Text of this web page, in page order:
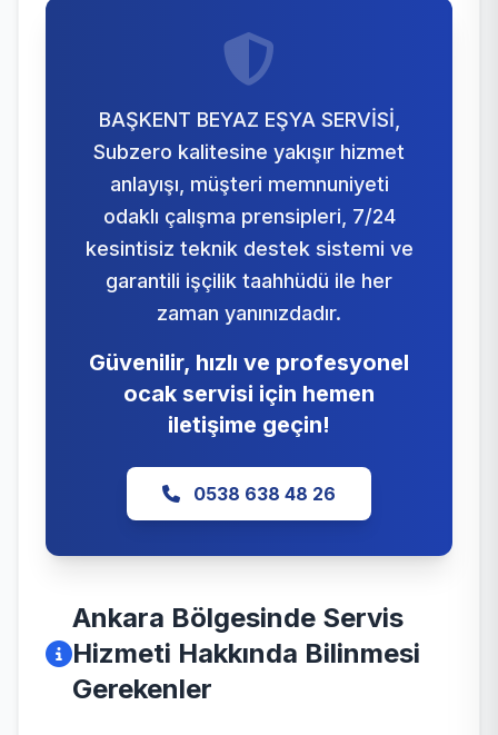
BAŞKENT BEYAZ EŞYA SERVİSİ,
Subzero kalitesine yakışır hizmet
anlayışı, müşteri memnuniyeti
odaklı çalışma prensipleri, 7/24
kesintisiz teknik destek sistemi ve
garantili işçilik taahhüdü ile her
zaman yanınızdadır.
Güvenilir, hızlı ve profesyonel
ocak servisi için hemen
iletişime geçin!
0538 638 48 26
Ankara Bölgesinde Servis
Hizmeti Hakkında Bilinmesi
Gerekenler